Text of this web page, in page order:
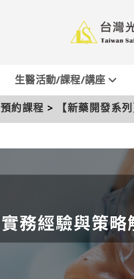
生醫活動/課程/講座
預約課程 > 【新藥開發系